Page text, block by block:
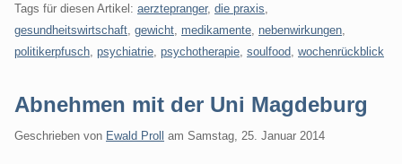
Tags für diesen Artikel: aerztepranger, die praxis
gesundheitswirtschaft gewicht medikamente nebenwirkungen
politikerpfusch psychiatrie psychotherapie soulfood wochenrückblick
Abnehmen mit der Uni Magdeburg
Geschrieben von Ewald Proll am Samstag, 25. Januar 2014